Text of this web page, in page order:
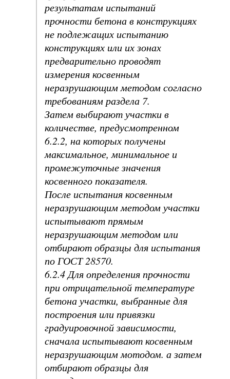
результатам испытаний
прочности бетона в конструкциях
не подлежащих испытанию
конструкциях или их зонах
предварительно проводят
измерения косвенным
неразрушающим методом согласно
требованиям раздела 7.
Затем выбирают участки в
количестве, предусмотренном
6.2.2, на которых получены
максимальное, минимальное и
промежуточные значения
косвенного показателя.
После испытания косвенным
неразрушающим методом участки
испытывают прямым
неразрушающим методом или
отбирают образцы для испытания
по ГОСТ 28570.
6.2.4 Для определения прочности
при отрицательной температуре
бетона участки, выбранные для
построения или привязки
градуировочной зависимости,
сначала испытывают косвенным
неразрушающим мотодом. а затем
отбирают образцы для